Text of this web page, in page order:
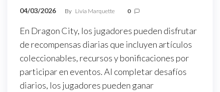
04/03/2026 By Livia Marquette 0
En Dragon City, los jugadores pueden disfrutar
de recompensas diarias que incluyen artículos
coleccionables, recursos y bonificaciones por
participar en eventos. Al completar desafíos
diarios, los jugadores pueden ganar